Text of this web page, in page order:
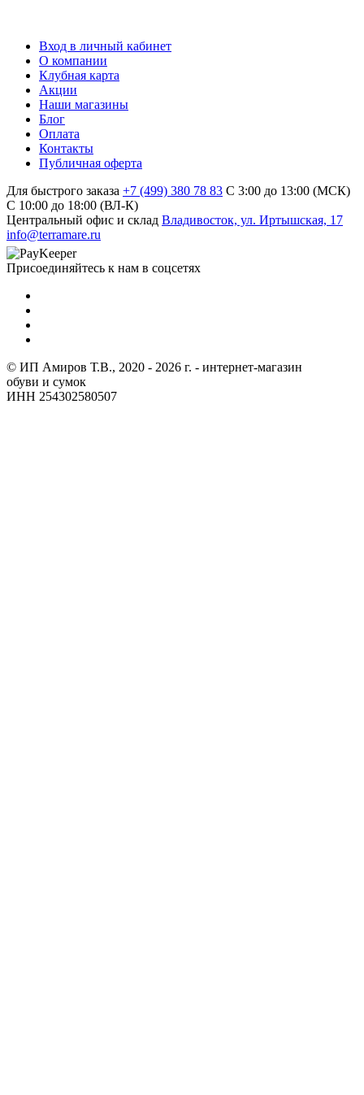
Вход в личный кабинет
О компании
Клубная карта
Акции
Наши магазины
Блог
Оплата
Контакты
Публичная оферта
Для быстрого заказа +7 (499) 380 78 83 С 3:00 до 13:00 (МСК)
C 10:00 до 18:00 (ВЛ-К)
Центральный офис и склад Владивосток, ул. Иртышская, 17
info@terramare.ru
Присоединяйтесь к нам в соцсетях
© ИП Амиров Т.В., 2020 - 2026 г. - интернет-магазин
обуви и сумок
ИНН 254302580507